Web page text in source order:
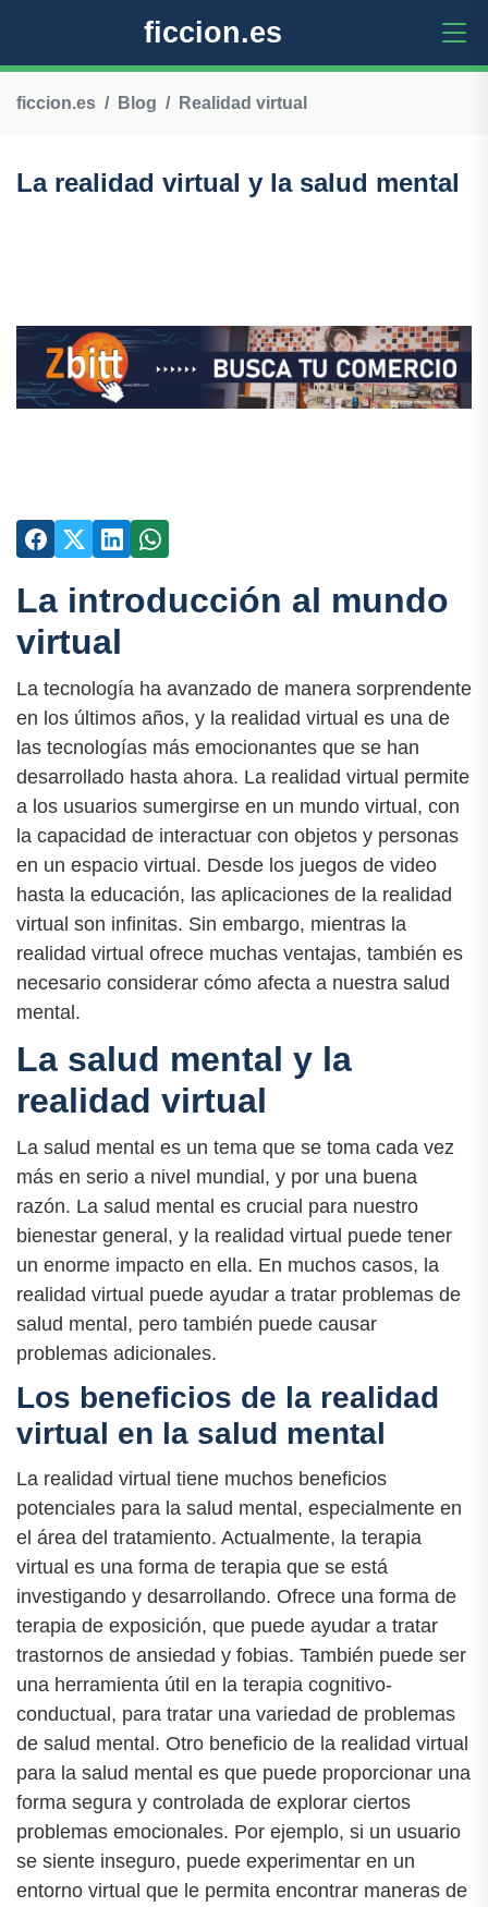
ficcion.es
ficcion.es Blog Realidad virtual
La realidad virtual y la salud mental
La introducción al mundo
virtual
La tecnología ha avanzado de manera sorprendente
en los últimos años, y la realidad virtual es una de
las tecnologías más emocionantes que se han
desarrollado hasta ahora. La realidad virtual permite
a los usuarios sumergirse en un mundo virtual, con
la capacidad de interactuar con objetos y personas
en un espacio virtual. Desde los juegos de video
hasta la educación, las aplicaciones de la realidad
virtual son infinitas. Sin embargo, mientras la
realidad virtual ofrece muchas ventajas, también es
necesario considerar cómo afecta a nuestra salud
mental.
La salud mental y la
realidad virtual
La salud mental es un tema que se toma cada vez
más en serio a nivel mundial, y por una buena
razón. La salud mental es crucial para nuestro
bienestar general, y la realidad virtual puede tener
un enorme impacto en ella. En muchos casos, la
realidad virtual puede ayudar a tratar problemas de
salud mental, pero también puede causar
problemas adicionales.
Los beneficios de la realidad
virtual en la salud mental
La realidad virtual tiene muchos beneficios
potenciales para la salud mental, especialmente en
el área del tratamiento. Actualmente, la terapia
virtual es una forma de terapia que se está
investigando y desarrollando. Ofrece una forma de
terapia de exposición, que puede ayudar a tratar
trastornos de ansiedad y fobias. También puede ser
una herramienta útil en la terapia cognitivo-
conductual, para tratar una variedad de problemas
de salud mental. Otro beneficio de la realidad virtual
para la salud mental es que puede proporcionar una
forma segura y controlada de explorar ciertos
problemas emocionales. Por ejemplo, si un usuario
se siente inseguro, puede experimentar en un
entorno virtual que le permita encontrar maneras de